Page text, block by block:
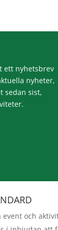
ett nyhetsbrev
nyheter,
sedan sist,
och